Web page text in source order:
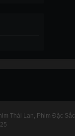
Thái Lan Phim Đặc Sắc